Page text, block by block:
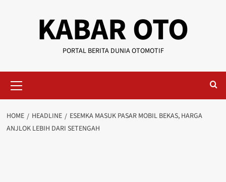
KABAR OTO
PORTAL BERITA DUNIA OTOMOTIF
HOME HEADLINE
ESEMKA MASUK PASAR MOBIL BEKAS, HARGA
ANJLOK LEBIH DARI SETENGAH